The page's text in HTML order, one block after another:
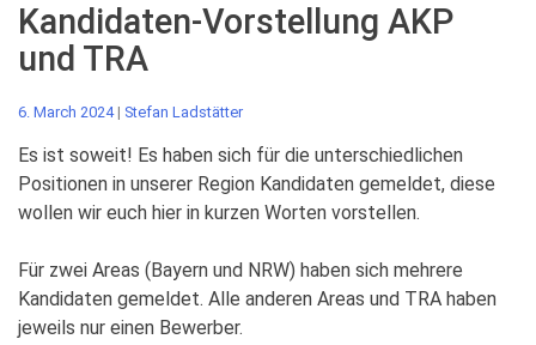
Kandidaten-Vorstellung AKP
und TRA
6. March 2024 | Stefan Ladstätter
Es ist soweit! Es haben sich für die unterschiedlichen
Positionen in unserer Region Kandidaten gemeldet, diese
wollen wir euch hier in kurzen Worten vorstellen.
Für zwei Areas (Bayern und NRW) haben sich mehrere
Kandidaten gemeldet. Alle anderen Areas und TRA haben
jeweils nur einen Bewerber.